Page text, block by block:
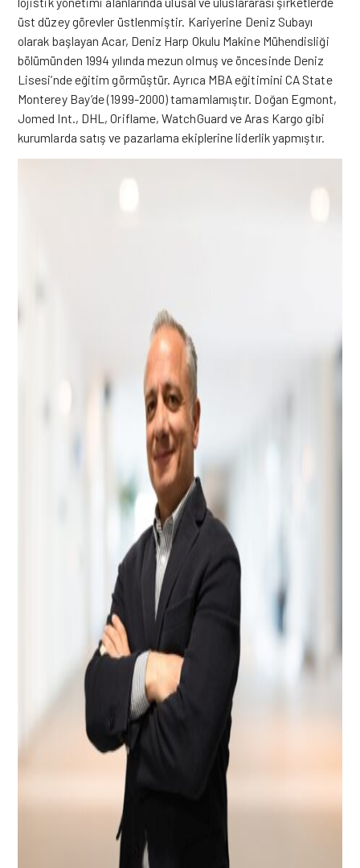
üst düzey görevler üstlenmiştir. Kariyerine Deniz Subayı
olarak başlayan Acar, Deniz Harp Okulu Makine Mühendisliği
bölümünden 1994 yılında mezun olmuş ve öncesinde Deniz
Lisesi’nde eğitim görmüştür. Ayrıca MBA eğitimini CA State
Monterey Bay’de (1999-2000) tamamlamıştır. Doğan Egmont,
Jomed Int., DHL, Oriflame, WatchGuard ve Aras Kargo gibi
kurumlarda satış ve pazarlama ekiplerine liderlik yapmıştır.